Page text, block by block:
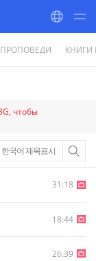
ПРОПОВЕДИ
чтобы
한국어 제목표시
31:18
18:44
26:39